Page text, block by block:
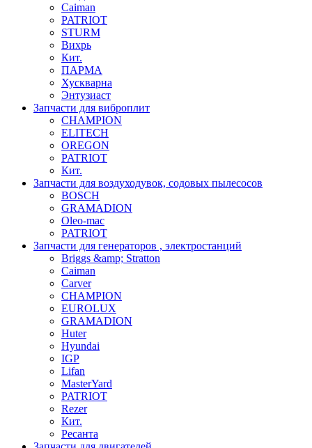
Caiman
PATRIOT
STURM
Вихрь
Кит.
ПАРМА
Хускварна
Энтузиаст
Запчасти для виброплит
CHAMPION
ELITECH
OREGON
PATRIOT
Кит.
Запчасти для воздуходувок, содовых пылесосов
BOSCH
GRAMADION
Oleo-mac
PATRIOT
Запчасти для генераторов , электростанций
Briggs &amp; Stratton
Caiman
Carver
CHAMPION
EUROLUX
GRAMADION
Huter
Hyundai
IGP
Lifan
MasterYard
PATRIOT
Rezer
Кит.
Ресанта